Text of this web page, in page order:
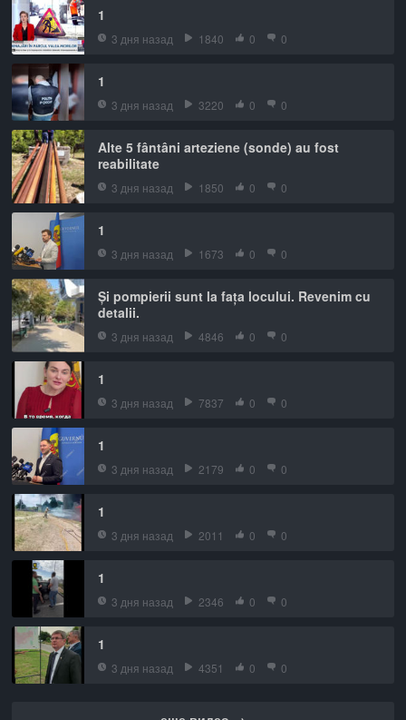
1
3 дня назад 1840 0 0
1
3 дня назад 3220 0 0
Alte 5 fântâni arteziene (sonde) au fost
reabilitate
3 дня назад 1850 0 0
1
3 дня назад 1673 0 0
Și pompierii sunt la fața locului. Revenim cu
detalii.
3 дня назад 4846 0 0
1
3 дня назад 7837 0 0
1
3 дня назад 2179 0 0
1
3 дня назад 2011 0 0
1
3 дня назад 2346 0 0
1
3 дня назад 4351 0 0